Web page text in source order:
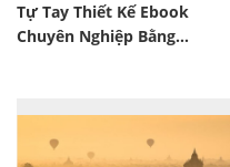
Tự Tay Thiết Kế Ebook
Chuyên Nghiệp Bằng